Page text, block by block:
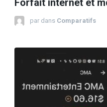
Forfait internet et
par dans Comparatifs